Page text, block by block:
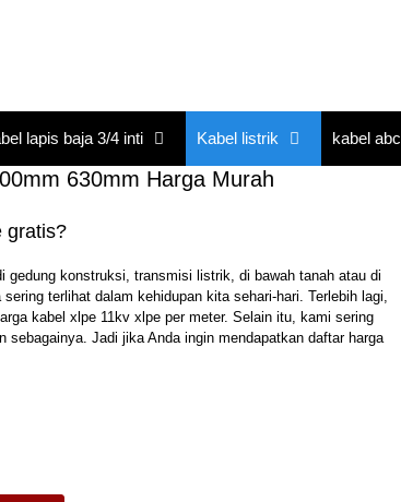
lapis baja 3/4 inti Kabel listrik kabel abc
630mm Harga Murah
gratis?
gedung konstruksi, transmisi listrik, di bawah tanah atau di
terlihat dalam kehidupan kita sehari-hari. Terlebih lagi,
kabel xlpe 11kv xlpe per meter. Selain itu, kami sering
Jadi jika Anda ingin mendapatkan daftar harga